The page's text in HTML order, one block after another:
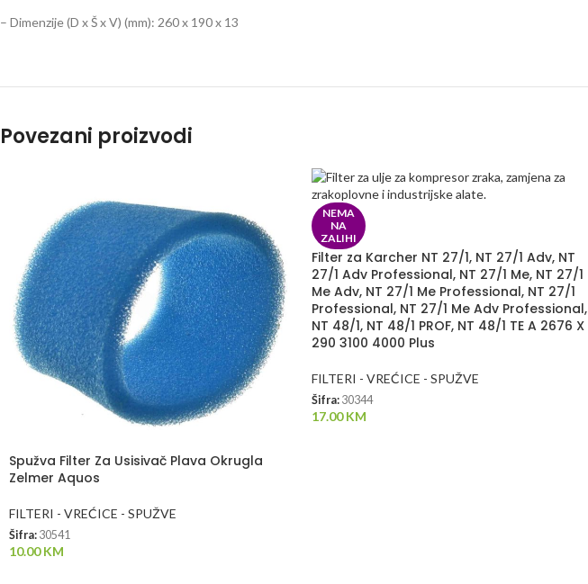
– Dimenzije (D x Š x V) (mm): 260 x 190 x 13
Povezani proizvodi
Spužva Filter Za Usisivač Plava Okrugla
Zelmer Aquos
FILTERI - VREĆICE - SPUŽVE
Šifra: 30541
10.00KM
NEMA
NA
ZALIHI
Filter za Karcher NT 27/1, NT 27/1 Adv, NT
27/1 Adv Professional, NT 27/1 Me, NT 27/1
Me Adv, NT 27/1 Me Professional, NT 27/1
Professional, NT 27/1 Me Adv Professional,
NT 48/1, NT 48/1 PROF, NT 48/1 TE A 2676 X
290 3100 4000 Plus
FILTERI - VREĆICE - SPUŽVE
Šifra: 30344
17.00KM